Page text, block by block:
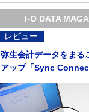
I-O DATA
レビュー
弥生会計データをまる
アップ「Sync